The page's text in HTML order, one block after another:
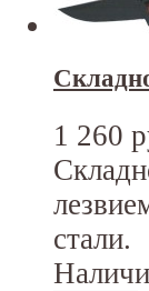
1 260
стали.